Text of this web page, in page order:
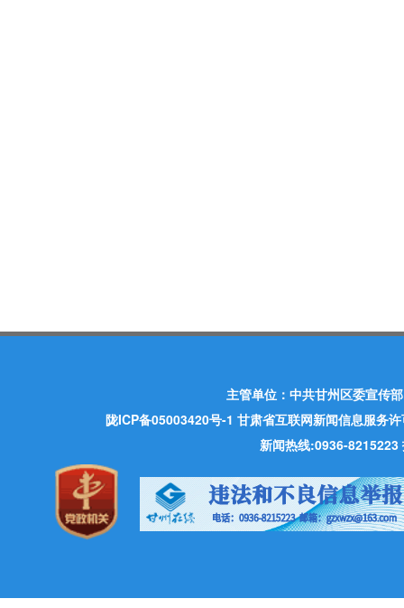
主管单位：中共甘州区委宣传
陇ICP备05003420号-1 甘肃省互联网新闻信息服务
新闻热线:0936-8215223